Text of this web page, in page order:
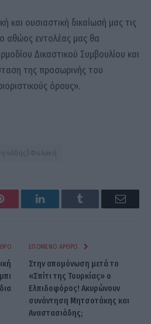
και ουσιαστική δικαίωσή μας τις
αθώος εντολέας μας θα
Δικαστικού Συμβουλίου και
της προσωρινής του
όρους».
LinkedInTumblr Email
ΕΠΌΜΕΝΟ ΆΡΘΡΟ
Στην απομόνωση μετά το
«Σπίτι της Τουρκίας» ο
Ελπιδοφόρος! Ακυρώνουν
συνάντηση Μητσοτάκης και
Αναστασιάδης;